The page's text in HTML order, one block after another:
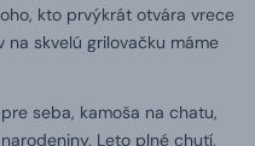
kto prvýkrát otvára vrece
na skvelú grilovačku máme
seba, kamoša na chatu,
Leto plné chutí,